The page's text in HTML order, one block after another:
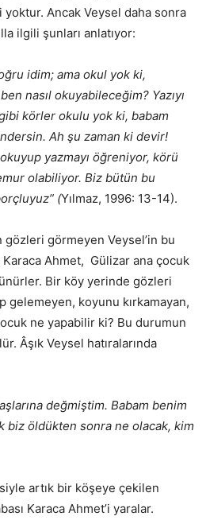
Ancak Veysel daha sonra
ilgili şunları anlatıyor:
idim; ama okul yok ki,
nasıl okuyabileceğim? Yazıyı
körler okulu yok ki, babam
Ah şu zaman ki devir!
yazmayı öğreniyor, körü
olabiliyor. Biz bütün bu
(Yılmaz, 1996: 13-14).
gözleri görmeyen Veysel’in bu
Karaca Ahmet, Gülizar ana çocuk
Bir köy yerinde gözleri
koyunu kırkamayan,
ne yapabilir ki? Bu durumun
Âşık Veysel hatıralarında
değmiştim. Babam benim
biz öldükten sonra ne olacak, kim
artık bir köşeye çekilen
Karaca Ahmet’i yaralar.